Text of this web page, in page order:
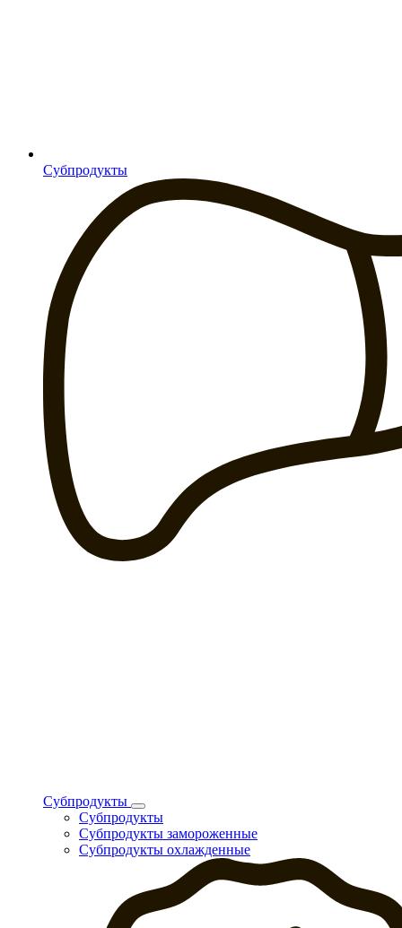
Субпродукты
Субпродукты
Субпродукты
Субпродукты замороженные
Субпродукты охлажденные